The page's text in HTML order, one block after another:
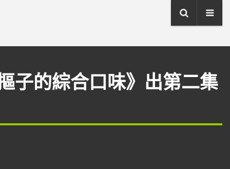
的綜合口味》出第二集